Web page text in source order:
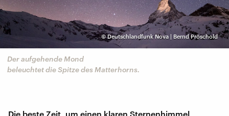
©Deutschlandfunk Nova | Bernd Pröschold
Der aufgehende Mond
beleuchtet die Spitze des Matterhorns.
Die beste Zeit, um einen klaren Sternenhimmel